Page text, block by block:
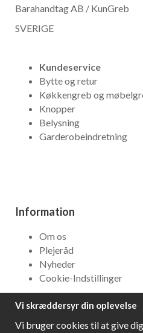
Barahandtag AB / KunGreb
SVERIGE
Kundeservice
Bytte og retur
Køkkengreb og
Knopper
Belysning
Garderobeindretning
Information
Om os
Plejeråd
Nyheder
Cookie-Indstillinger
NYHEDSBREV
Vi skræddersyr din oplevelse
Vi bruger cookies til at give